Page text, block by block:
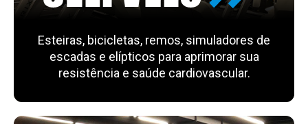
Esteiras, bicicletas, remos, simuladores de
escadas e elípticos para aprimorar sua
resistência e saúde cardiovascular.